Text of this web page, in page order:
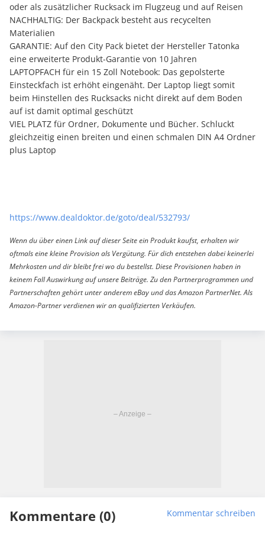
oder als zusätzlicher Rucksack im Flugzeug und auf Reisen
NACHHALTIG: Der Backpack besteht aus recycelten
Materialien
GARANTIE: Auf den City Pack bietet der Hersteller Tatonka
eine erweiterte Produkt-Garantie von 10 Jahren
LAPTOPFACH für ein 15 Zoll Notebook: Das gepolsterte
Einsteckfach ist erhöht eingenäht. Der Laptop liegt somit
beim Hinstellen des Rucksacks nicht direkt auf dem Boden
auf ist damit optimal geschützt
VIEL PLATZ für Ordner, Dokumente und Bücher. Schluckt
gleichzeitig einen breiten und einen schmalen DIN A4 Ordner
plus Laptop
https://www.dealdoktor.de/goto/deal/532793/
Wenn du über einen Link auf dieser Seite ein Produkt kaufst, erhalten wir
oftmals eine kleine Provision als Vergütung. Für dich entstehen dabei keinerlei
Mehrkosten und dir bleibt frei wo du bestellst. Diese Provisionen haben in
keinem Fall Auswirkung auf unsere Beiträge. Zu den Partnerprogrammen und
Partnerschaften gehört unter anderem eBay und das Amazon PartnerNet. Als
Amazon-Partner verdienen wir an qualifizierten Verkäufen.
Kommentare (0) Kommentar schreiben